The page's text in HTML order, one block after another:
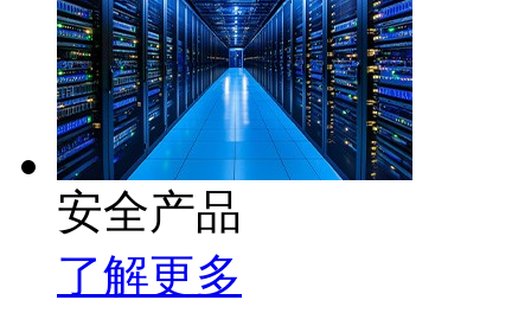
安全产品
了解更多